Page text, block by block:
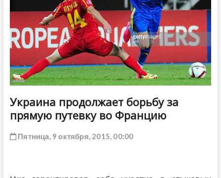
Украина продолжает борьбу за
прямую путевку во Францию
Пятница, 9 октября, 2015, 00:00